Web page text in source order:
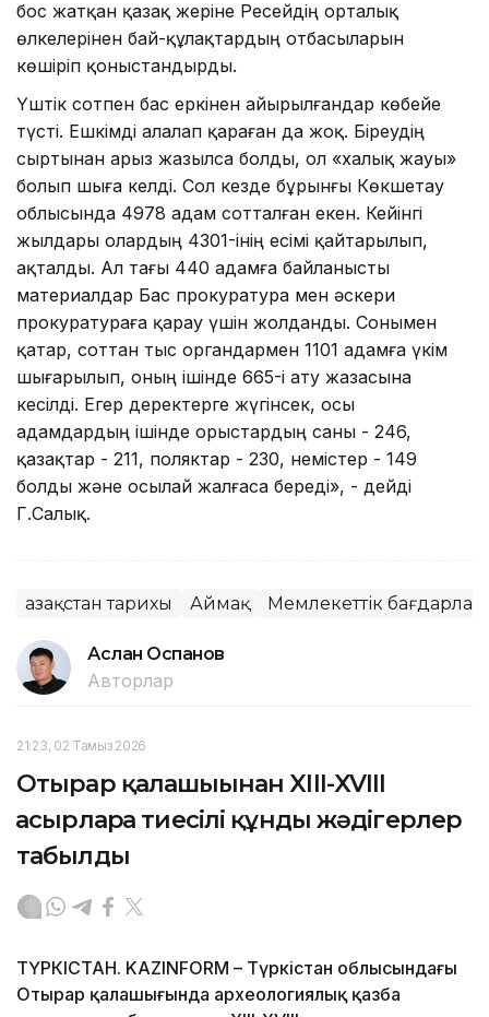
бос жатқан қазақ жеріне Ресейдің орталық
өлкелерінен бай-құлақтардың отбасыларын
көшіріп қоныстандырды.
Үштік сотпен бас еркінен айырылғандар көбейе
түсті. Ешкімді алалап қараған да жоқ. Біреудің
сыртынан арыз жазылса болды, ол «халық жауы»
болып шыға келді. Сол кезде бұрынғы Көкшетау
облысында 4978 адам сотталған екен. Кейінгі
жылдары олардың 4301-інің есімі қайтарылып,
ақталды. Ал тағы 440 адамға байланысты
материалдар Бас прокуратура мен әскери
прокуратураға қарау үшін жолданды. Сонымен
қатар, соттан тыс органдармен 1101 адамға үкім
шығарылып, оның ішінде 665-і ату жазасына
кесілді. Егер деректерге жүгінсек, осы
адамдардың ішінде орыстардың саны - 246,
қазақтар - 211, поляктар - 230, немістер - 149
болды және осылай жалғаса береді», - дейді
Г.Салық.
Қазақстан тарихы Аймақ Мемлекеттік
Аслан Оспанов
Авторлар
21:23, 02 Тамыз 2026
Отырар қалашығынан XIII-XVIII
ғасырларға тиесілі құнды жәдігерлер
табылды
ТҮРКІСТАН. KAZINFORM – Түркістан облысындағы
Отырар қалашығында археологиялық қазба